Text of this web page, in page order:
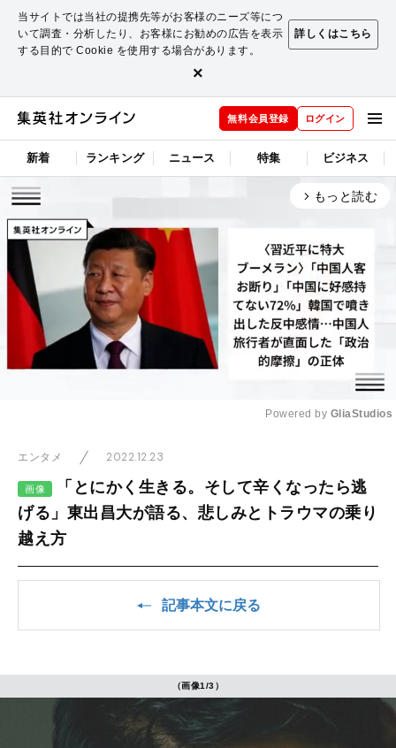
当サイトでは当社の提携先等がお客様のニーズ等につ
いて調査・分析したり、お客様にお勧めの広告を表示
する目的で Cookie を使用する場合があります。
詳しくはこちら
×
無料会員登録 ログイン
新着 ランキング ニュース 特集 ビジネス
arrow_forward_ios もっと読む
Powered by GliaStudios
エンタメ 2022.12.23
画像
「とにかく生きる。そして辛くなったら逃
げる」東出昌大が語る、悲しみとトラウマの乗り
越え方
記事本文に戻る
（画像1/3）